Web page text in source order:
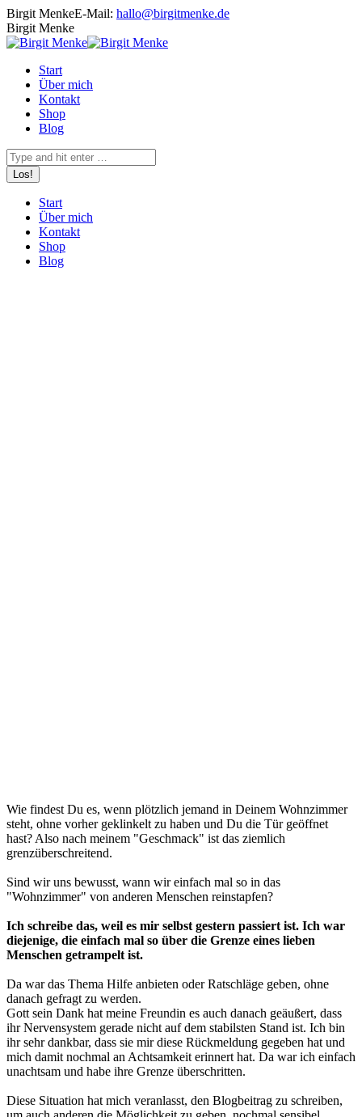
Zum
Inhalt
springen
Birgit MenkeE-Mail: hallo@birgitmenke.de
E-
Mail
Birgit Menke
Start
Über mich
Kontakt
Shop
Blog
Search:
Start
Über mich
Kontakt
Shop
Blog
Wie findest Du es, wenn plötzlich jemand in Deinem Wohnzimmer
steht, ohne vorher geklinkelt zu haben und Du die Tür geöffnet
hast? Also nach meinem "Geschmack" ist das ziemlich
grenzüberschreitend.
Sind wir uns bewusst, wann wir einfach mal so in das
"Wohnzimmer" von anderen Menschen reinstapfen?
Ich schreibe das, weil es mir selbst gestern passiert ist. Ich war
diejenige, die einfach mal so über die Grenze eines lieben
Menschen getrampelt ist.
Da war das Thema Hilfe anbieten oder Ratschläge geben, ohne
danach gefragt zu werden.
Gott sein Dank hat meine Freundin es auch danach geäußert, dass
ihr Nervensystem gerade nicht auf dem stabilsten Stand ist. Ich bin
ihr sehr dankbar, dass sie mir diese Rückmeldung gegeben hat und
mich damit nochmal an Achtsamkeit erinnert hat. Da war ich einfach
unachtsam und habe ihre Grenze überschritten.
Diese Situation hat mich veranlasst, den Blogbeitrag zu schreiben,